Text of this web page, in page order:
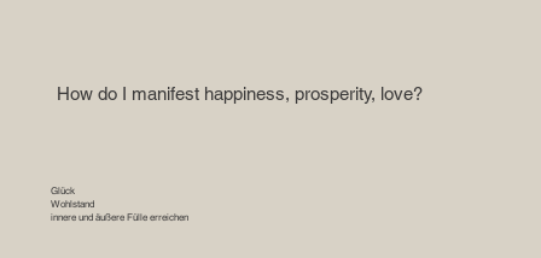
How do I manifest happiness, prosperity, love?
Glück
Wohlstand
innere und äußere Fülle erreichen